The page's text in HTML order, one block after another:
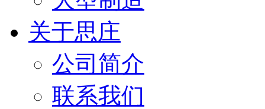
关于思庄
公司简介
联系我们